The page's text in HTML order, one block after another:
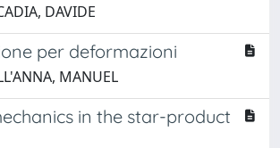
DAVIDE
per deformazioni
MANUEL
in the star-product